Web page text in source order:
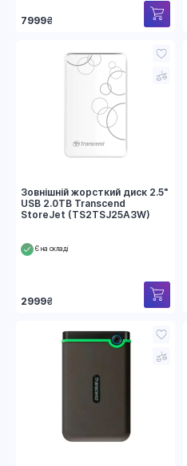
7999₴
Зовнішній жорсткий диск 2.5"
USB 2.0TB Transcend
StoreJet (TS2TSJ25A3W)
Є на складі
2999₴